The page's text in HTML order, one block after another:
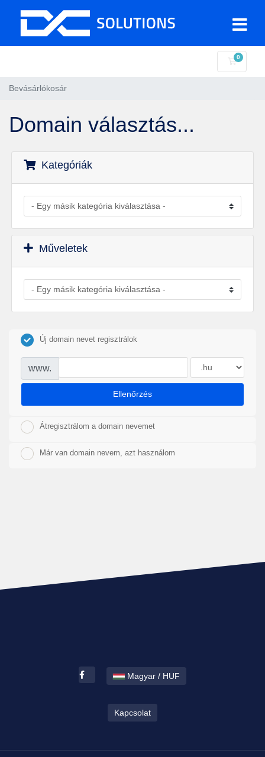
0
Bevásárlókosár
Domain választás...
Kategóriák
Műveletek
Új domain nevet regisztrálok
www.
Ellenőrzés
Átregisztrálom a domain nevemet
Már van domain nevem, azt használom
Magyar / HUF
Kapcsolat